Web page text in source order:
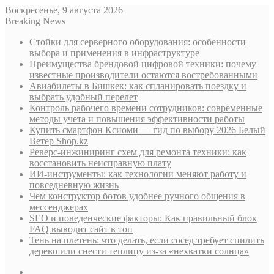
Воскресенье, 9 августа 2026
Breaking News
Стойки для серверного оборудования: особенности
выбора и применения в инфраструктуре
Преимущества брендовой цифровой техники: почему
известные производители остаются востребованными
Авиабилеты в Бишкек: как спланировать поездку и
выбрать удобный перелет
Контроль рабочего времени сотрудников: современные
методы учета и повышения эффективности работы
Купить смартфон Ксиоми — гид по выбору 2026 Белый
Ветер Shop.kz
Реверс-инжиниринг схем для ремонта техники: как
восстановить неисправную плату
ИИ-инструменты: как технологии меняют работу и
повседневную жизнь
Чем конструктор ботов удобнее ручного общения в
мессенджерах
SEO и поведенческие факторы: Как правильный блок
FAQ выводит сайт в топ
Тень на плетень: что делать, если сосед требует спилить
дерево или снести теплицу из-за «нехватки солнца»